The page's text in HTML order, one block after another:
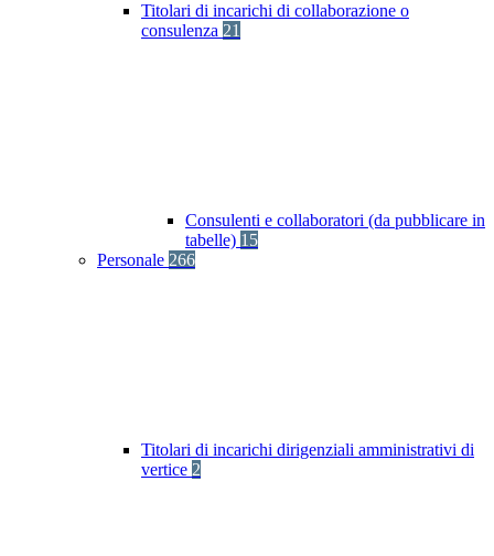
Titolari di incarichi di collaborazione o
consulenza 21
Consulenti e collaboratori (da pubblicare in
tabelle) 15
Personale 266
Titolari di incarichi dirigenziali amministrativi di
vertice 2